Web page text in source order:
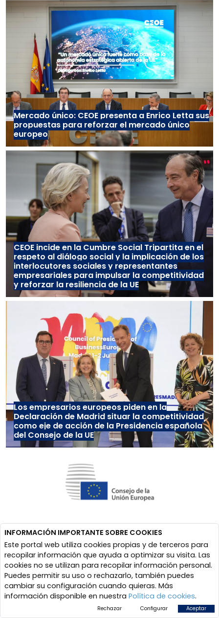
Mercado único: CEOE presenta a Enrico Letta sus
propuestas para reforzar el mercado único
europeo
CEOE incide en la Cumbre Social Tripartita en el
respeto al diálogo social y la implicación de los
interlocutores sociales y representantes
empresariales para impulsar la competitividad
y reforzar la resiliencia de la UE
Los empresarios europeos piden en la
Declaración de Madrid situar la competitividad
como eje de acción de la Presidencia española
del Consejo de la UE
INFORMACIÓN IMPORTANTE SOBRE COOKIES
Este portal web utiliza cookies propias y de terceros para
recopilar información que ayuda a optimizar su visita. Las
cookies no se utilizan para recopilar información personal.
Puedes permitir su uso o rechazarlo, también puedes
cambiar su configuración cuando quieras. Más
información disponible en nuestra Política de cookies.
Rechazar Configurar Aceptar